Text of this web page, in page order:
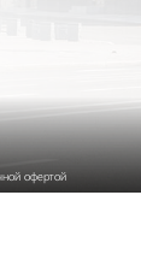
офертой
офертой